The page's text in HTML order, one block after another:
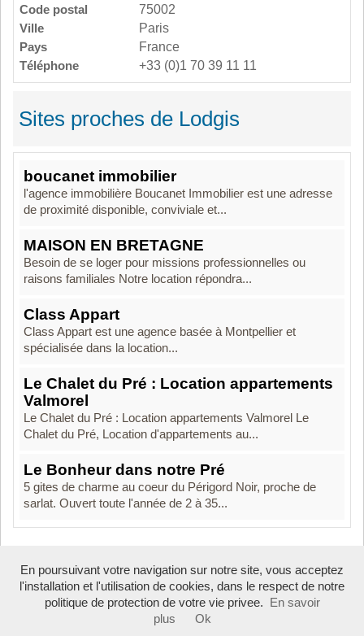
Code postal
75002
Ville
Paris
Pays
France
Téléphone
+33 (0)1 70 39 11 11
Sites proches de Lodgis
boucanet immobilier
l'agence immobilière Boucanet Immobilier est une adresse
de proximité disponible, conviviale et...
MAISON EN BRETAGNE
Besoin de se loger pour missions professionnelles ou
raisons familiales Notre location répondra...
Class Appart
Class Appart est une agence basée à Montpellier et
spécialisée dans la location...
Le Chalet du Pré : Location appartements
Valmorel
Le Chalet du Pré : Location appartements Valmorel Le
Chalet du Pré, Location d'appartements au...
Le Bonheur dans notre Pré
5 gites de charme au coeur du Périgord Noir, proche de
sarlat. Ouvert toute l'année de 2 à 35...
Boosté par Arfooo 2.02 - © 2007 - 2026
En poursuivant votre navigation sur notre site, vous acceptez
l'installation et l'utilisation de cookies, dans le respect de notre
politique de protection de votre vie privee.
En savoir
plus
Ok